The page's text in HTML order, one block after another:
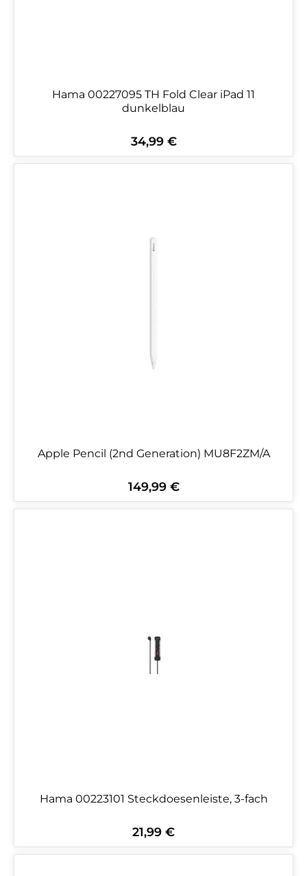
Hama 00227095 TH Fold Clear iPad 11
dunkelblau
Regulärer Preis:
34,99 €
Apple Pencil (2nd Generation) MU8F2ZM/A
Regulärer Preis:
149,99 €
Hama 00223101 Steckdoesenleiste, 3-fach
Regulärer Preis:
21,99 €